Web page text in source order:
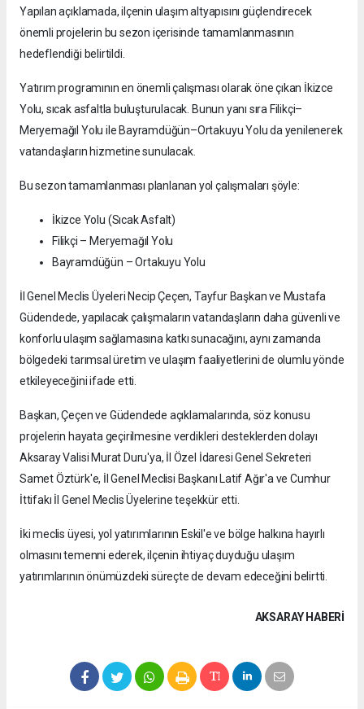
Yapılan açıklamada, ilçenin ulaşım altyapısını güçlendirecek
önemli projelerin bu sezon içerisinde tamamlanmasının
hedeflendiği belirtildi.
Yatırım programının en önemli çalışması olarak öne çıkan İkizce
Yolu, sıcak asfaltla buluşturulacak. Bunun yanı sıra Filikçi–
Meryemağıl Yolu ile Bayramdüğün–Ortakuyu Yolu da yenilenerek
vatandaşların hizmetine sunulacak.
Bu sezon tamamlanması planlanan yol çalışmaları şöyle:
İkizce Yolu (Sıcak Asfalt)
Filikçi – Meryemağıl Yolu
Bayramdüğün – Ortakuyu Yolu
İl Genel Meclis Üyeleri Necip Çeçen, Tayfur Başkan ve Mustafa
Güdendede, yapılacak çalışmaların vatandaşların daha güvenli ve
konforlu ulaşım sağlamasına katkı sunacağını, aynı zamanda
bölgedeki tarımsal üretim ve ulaşım faaliyetlerini de olumlu yönde
etkileyeceğini ifade etti.
Başkan, Çeçen ve Güdendede açıklamalarında, söz konusu
projelerin hayata geçirilmesine verdikleri desteklerden dolayı
Aksaray Valisi Murat Duru'ya, İl Özel İdaresi Genel Sekreteri
Samet Öztürk'e, İl Genel Meclisi Başkanı Latif Ağır'a ve Cumhur
İttifakı İl Genel Meclis Üyelerine teşekkür etti.
İki meclis üyesi, yol yatırımlarının Eskil'e ve bölge halkına hayırlı
olmasını temenni ederek, ilçenin ihtiyaç duyduğu ulaşım
yatırımlarının önümüzdeki süreçte de devam edeceğini belirtti.
AKSARAY HABERİ